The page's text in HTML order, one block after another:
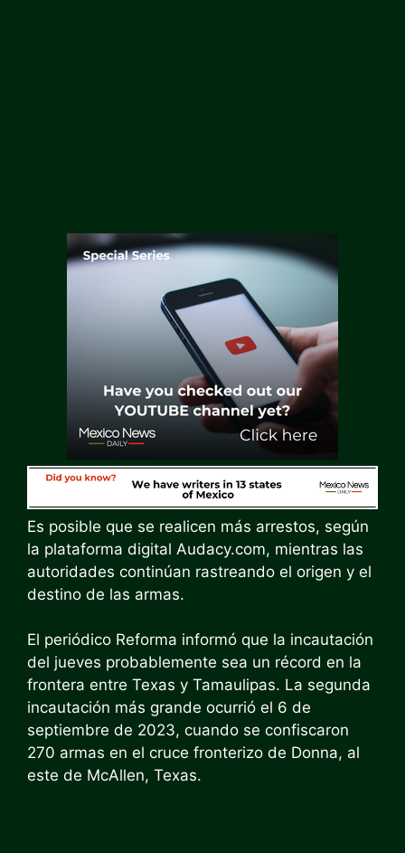
Es posible que se realicen más arrestos, según
la plataforma digital Audacy.com, mientras las
autoridades continúan rastreando el origen y el
destino de las armas.
El periódico Reforma informó que la incautación
del jueves probablemente sea un récord en la
frontera entre Texas y Tamaulipas. La segunda
incautación más grande ocurrió el 6 de
septiembre de 2023, cuando se confiscaron
270 armas en el cruce fronterizo de Donna, al
este de McAllen, Texas.